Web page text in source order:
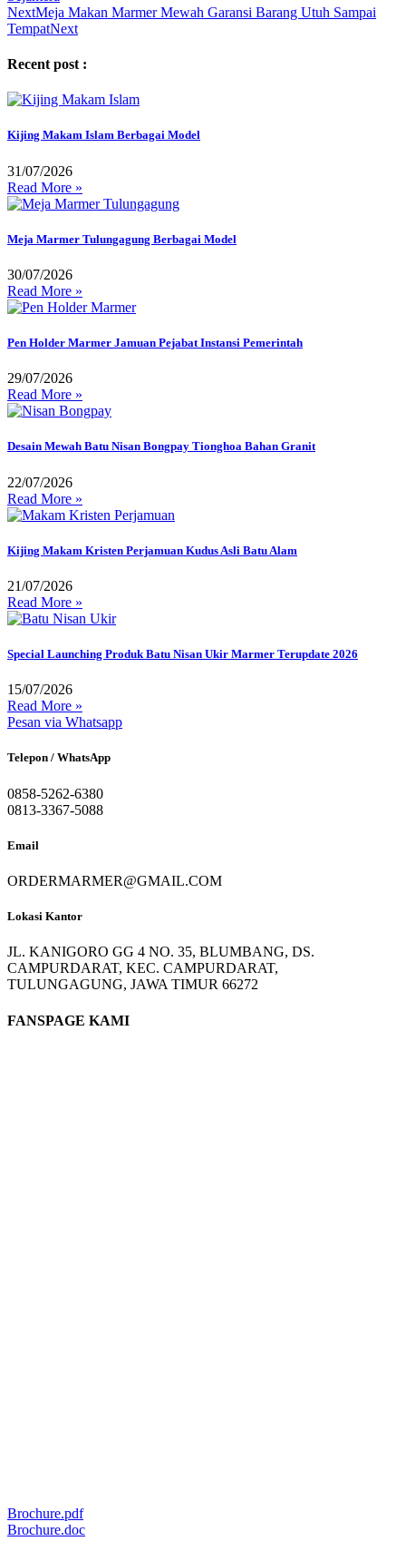
NextMeja Makan Marmer Mewah Garansi Barang Utuh Sampai
TempatNext
Recent post :
Kijing Makam Islam Berbagai Model
31/07/2026
Read More »
Meja Marmer Tulungagung Berbagai Model
30/07/2026
Read More »
Pen Holder Marmer Jamuan Pejabat Instansi Pemerintah
29/07/2026
Read More »
Desain Mewah Batu Nisan Bongpay Tionghoa Bahan Granit
22/07/2026
Read More »
Kijing Makam Kristen Perjamuan Kudus Asli Batu Alam
21/07/2026
Read More »
Special Launching Produk Batu Nisan Ukir Marmer Terupdate 2026
15/07/2026
Read More »
Pesan via Whatsapp
Telepon / WhatsApp
0858-5262-6380
0813-3367-5088
Email
ORDERMARMER@GMAIL.COM
Lokasi Kantor
JL. KANIGORO GG 4 NO. 35, BLUMBANG, DS.
CAMPURDARAT, KEC. CAMPURDARAT,
TULUNGAGUNG, JAWA TIMUR 66272
FANSPAGE KAMI
Brochure.pdf
Brochure.doc